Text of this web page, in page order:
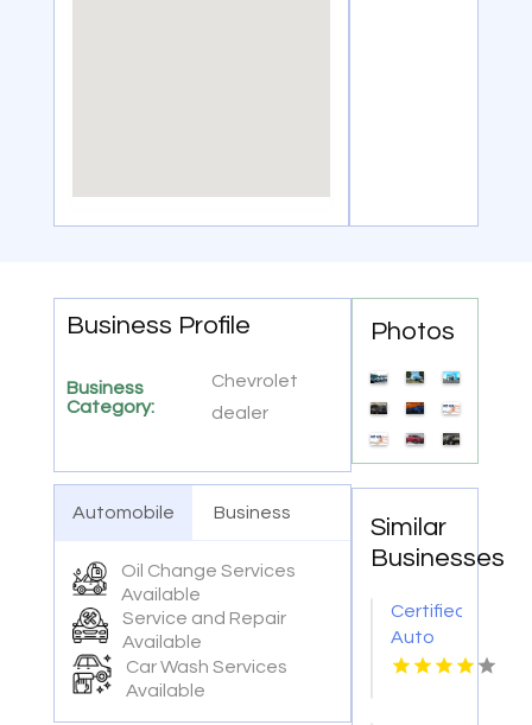
Business Profile
Business
Category:
Chevrolet
dealer
Automobile Business
Oil Change Services
Available
Service and Repair
Available
Car Wash Services
Available
Photos
Similar
Businesses
Certified
Auto
Body